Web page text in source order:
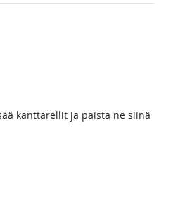
kanttarellit ja paista ne siinä